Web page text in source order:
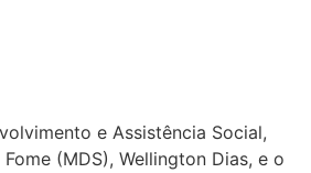
e Assistência Social,
(MDS), Wellington Dias, e o